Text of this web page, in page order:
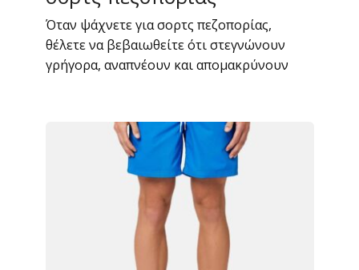
Όταν ψάχνετε για σορτς πεζοπορίας,
θέλετε να βεβαιωθείτε ότι στεγνώνουν
γρήγορα, αναπνέουν και απομακρύνουν